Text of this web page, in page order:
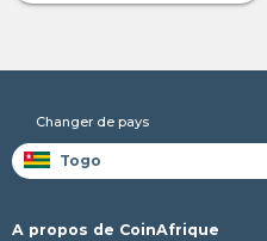
Changer de pays
A propos de CoinAfrique